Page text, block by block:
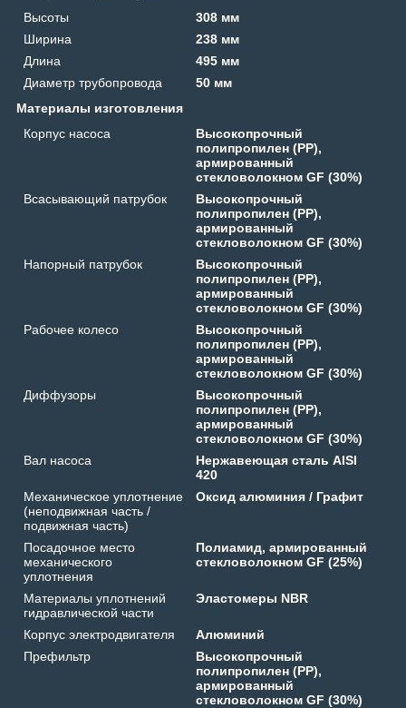
Высоты
308 мм
Ширина
238 мм
Длина
495 мм
Диаметр трубопровода
50 мм
Материалы изготовления
Корпус насоса
Высокопрочный
полипропилен (PP),
армированный
стекловолокном GF (30%)
Всасывающий патрубок
Высокопрочный
полипропилен (PP),
армированный
стекловолокном GF (30%)
Напорный патрубок
Высокопрочный
полипропилен (PP),
армированный
стекловолокном GF (30%)
Рабочее колесо
Высокопрочный
полипропилен (PP),
армированный
стекловолокном GF (30%)
Диффузоры
Высокопрочный
полипропилен (PP),
армированный
стекловолокном GF (30%)
Вал насоса
Нержавеющая сталь AISI
420
Механическое уплотнение
(неподвижная часть /
подвижная часть)
Оксид алюминия / Графит
Посадочное место
механического
уплотнения
Полиамид, армированный
стекловолокном GF (25%)
Материалы уплотнений
гидравлической части
Эластомеры NBR
Корпус электродвигателя
Алюминий
Префильтр
Высокопрочный
полипропилен (PP),
армированный
стекловолокном GF (30%)